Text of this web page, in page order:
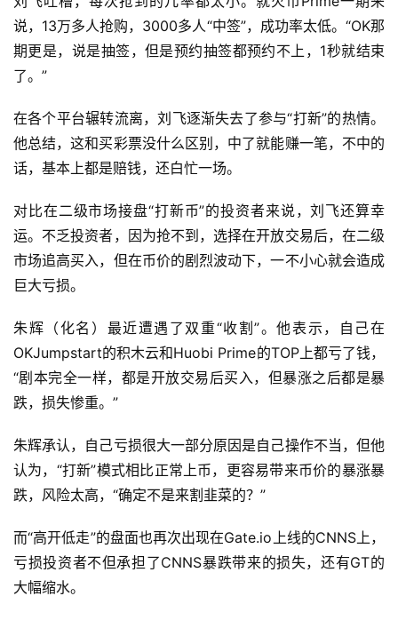
说，13万多人抢购，3000多人“中签”，成功率太低。“OK那
期更是，说是抽签，但是预约抽签都预约不上，1秒就结束
了。”
在各个平台辗转流离，刘飞逐渐失去了参与“打新”的热情。
他总结，这和买彩票没什么区别，中了就能赚一笔，不中的
话，基本上都是赔钱，还白忙一场。
对比在二级市场接盘“打新币”的投资者来说，刘飞还算幸
运。不乏投资者，因为抢不到，选择在开放交易后，在二级
市场追高买入，但在币价的剧烈波动下，一不小心就会造成
巨大亏损。
朱辉（化名）最近遭遇了双重“收割”。他表示，自己在
OKJumpstart的积木云和Huobi Prime的TOP上都亏了钱，
“剧本完全一样，都是开放交易后买入，但暴涨之后都是暴
跌，损失惨重。”
朱辉承认，自己亏损很大一部分原因是自己操作不当，但他
认为，“打新”模式相比正常上币，更容易带来币价的暴涨暴
跌，风险太高，“确定不是来割韭菜的？”
而“高开低走”的盘面也再次出现在Gate.io上线的CNNS上，
亏损投资者不但承担了CNNS暴跌带来的损失，还有GT的
大幅缩水。